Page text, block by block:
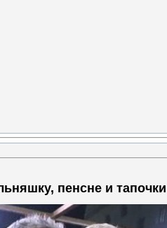
пенсне и тапочки